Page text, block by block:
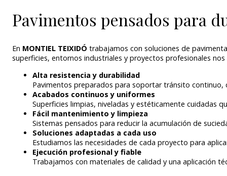
Pavimentos pensados para
En MONTIEL TEIXIDÓ trabajamos con soluciones de
superficies, entornos industriales y proyectos profesionales
Alta resistencia y durabilidad
Pavimentos preparados para soportar tránsito
Acabados continuos y uniformes
Superficies limpias, niveladas y estéticamente cuidadas
Fácil mantenimiento y limpieza
Sistemas pensados para reducir la acumulación de
Soluciones adaptadas a cada uso
Estudiamos las necesidades de cada proyecto para
Ejecución profesional y fiable
Trabajamos con materiales de calidad y una aplicación